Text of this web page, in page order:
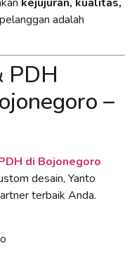
adalah
PDH
–
di Bojonegoro
desain, Yanto
terbaik Anda.